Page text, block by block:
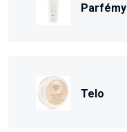
Parfémy
Telo